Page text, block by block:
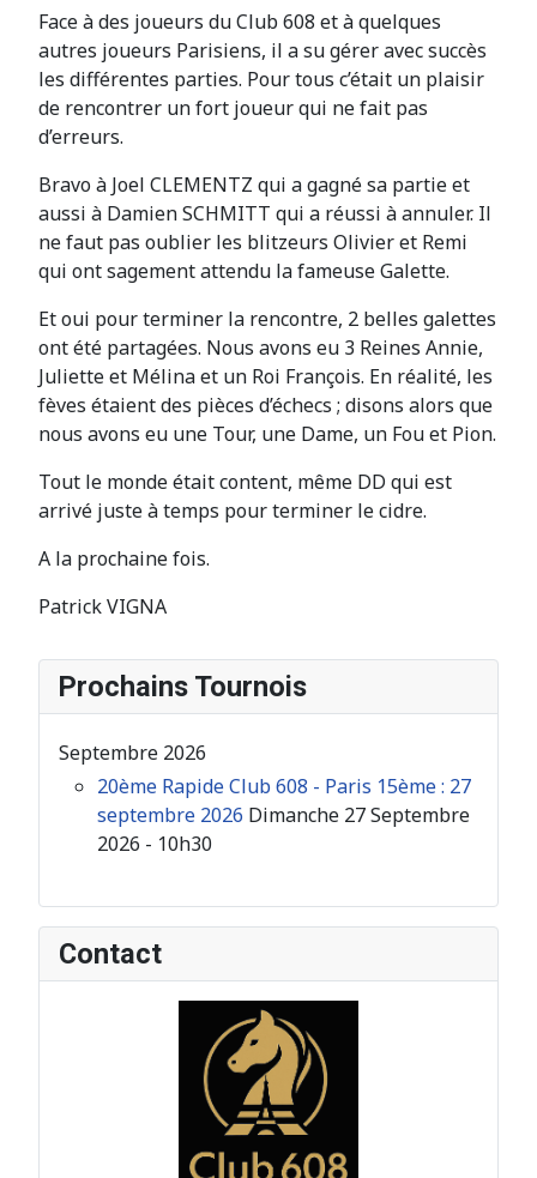
Prochains Tournois
Septembre 2026
20ème Rapide Club 608 - Paris 15ème : 27
septembre 2026 Dimanche 27 Septembre
2026 - 10h30
Contact
Face à des joueurs du Club 608 et à quelques
autres joueurs Parisiens, il a su gérer avec succès
les différentes parties. Pour tous c’était un plaisir
de rencontrer un fort joueur qui ne fait pas
d’erreurs.
Bravo à Joel CLEMENTZ qui a gagné sa partie et
aussi à Damien SCHMITT qui a réussi à annuler. Il
ne faut pas oublier les blitzeurs Olivier et Remi
qui ont sagement attendu la fameuse Galette.
Et oui pour terminer la rencontre, 2 belles galettes
ont été partagées. Nous avons eu 3 Reines Annie,
Juliette et Mélina et un Roi François. En réalité, les
fèves étaient des pièces d’échecs ; disons alors que
nous avons eu une Tour, une Dame, un Fou et Pion.
Tout le monde était content, même DD qui est
arrivé juste à temps pour terminer le cidre.
A la prochaine fois.
Patrick VIGNA